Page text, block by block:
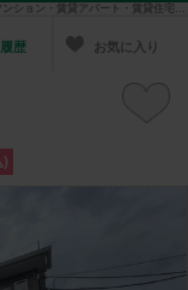
リベルテⅠ（2階/58.17㎡）北野町体育センター前（福岡県）の賃貸マンション・賃貸アパート・賃貸住宅の不動産情報を検索！ 不動産賃貸の物件探しは、お部屋探しのエイブル
歴 お気に入り
)